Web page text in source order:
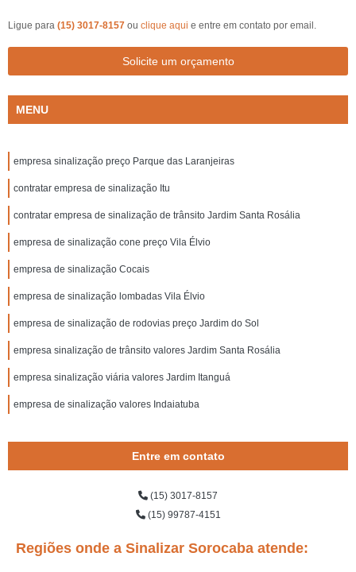
Ligue para (15) 3017-8157 ou clique aqui e entre em contato por email.
Solicite um orçamento
MENU
empresa sinalização preço Parque das Laranjeiras
contratar empresa de sinalização Itu
contratar empresa de sinalização de trânsito Jardim Santa Rosália
empresa de sinalização cone preço Vila Élvio
empresa de sinalização Cocais
empresa de sinalização lombadas Vila Élvio
empresa de sinalização de rodovias preço Jardim do Sol
empresa sinalização de trânsito valores Jardim Santa Rosália
empresa sinalização viária valores Jardim Itanguá
empresa de sinalização valores Indaiatuba
Entre em contato
(15) 3017-8157
(15) 99787-4151
Regiões onde a Sinalizar Sorocaba atende: